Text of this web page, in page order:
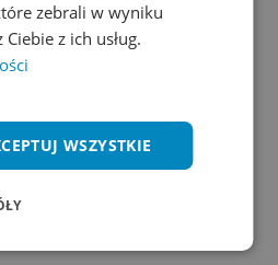
zebrali w wyniku
z ich usług.
WSZYSTKIE